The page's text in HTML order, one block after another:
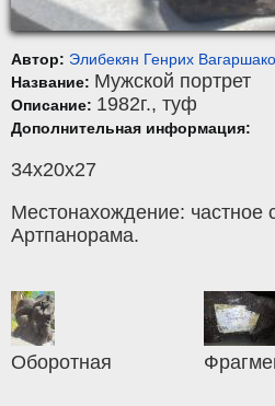
Автор: Элибекян Генрих
Название: Мужской портрет
Описание: 1982г., туф
Дополнительная информация:
34х20х27
Местонахождение: частное
Артпанорама.
Оборотная